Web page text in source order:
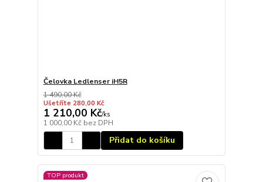
Čelovka Ledlenser iH5R
1 490,00 Kč
Ušetříte 280,00 Kč
1 210,00 Kč/ks
1 000,00 Kč bez DPH
Přidat do košíku
TOP produkt